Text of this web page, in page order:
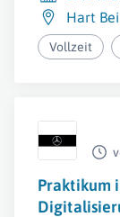
Hart
Vollzeit
Praktikum